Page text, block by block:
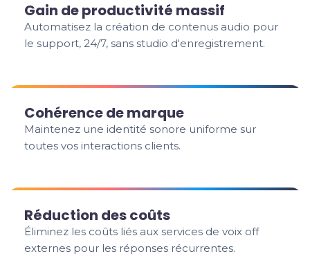
Gain de productivité massif
Automatisez la création de contenus audio pour
le support, 24/7, sans studio d'enregistrement.
Cohérence de marque
Maintenez une identité sonore uniforme sur
toutes vos interactions clients.
Réduction des coûts
Éliminez les coûts liés aux services de voix off
externes pour les réponses récurrentes.